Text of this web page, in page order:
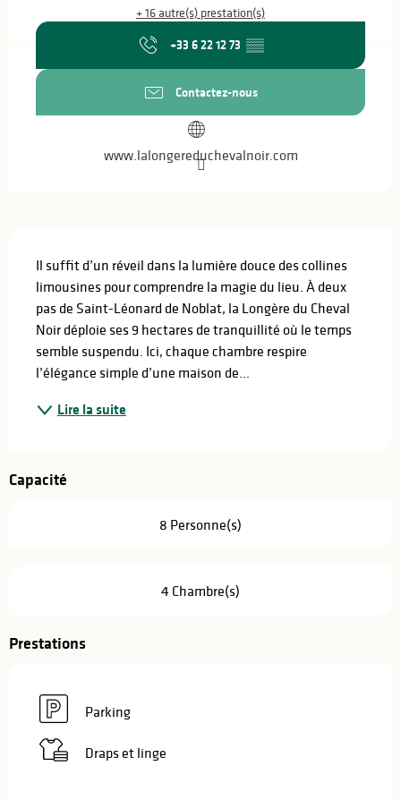
+ 16 autre(s) prestation(s)
+33 6 22 12 73 ▒▒
Contactez-nous
www.lalongereduchevalnoir.com
Il suffit d’un réveil dans la lumière douce des collines
limousines pour comprendre la magie du lieu. À deux
pas de Saint-Léonard de Noblat, la Longère du Cheval
Noir déploie ses 9 hectares de tranquillité où le temps
semble suspendu. Ici, chaque chambre respire
l’élégance simple d’une maison de...
Lire la suite
Capacité
8 Personne(s)
4 Chambre(s)
Prestations
Parking
Draps et linge